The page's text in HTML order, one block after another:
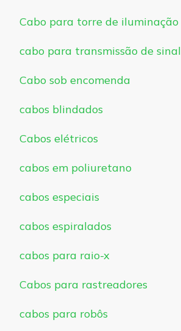
Cabo para torre de iluminação
cabo para transmissão de sinal
Cabo sob encomenda
cabos blindados
Cabos elétricos
cabos em poliuretano
cabos especiais
cabos espiralados
cabos para raio-x
Cabos para rastreadores
cabos para robôs